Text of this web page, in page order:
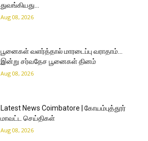
துவங்கியது…
Aug 08, 2026
பூனைகள் வளர்த்தால் மாரடைப்பு வராதாம்…
இன்று சர்வதேச பூனைகள் தினம்
Aug 08, 2026
Latest News Coimbatore | கோயம்புத்தூர்
மாவட்ட செய்திகள்
Aug 08, 2026